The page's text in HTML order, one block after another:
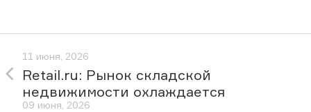
11 июня, 2026
Retail.ru: Рынок складской
недвижимости охлаждается
09 июня, 2026